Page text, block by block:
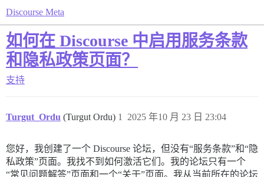
Discourse Meta
如何在 Discourse 中启用服务条款
和隐私政策页面？
支持
Turgut_Ordu (Turgut Ordu) 2025 年10 月 23 日 23:04
1
您好，我创建了一个 Discourse 论坛，但没有“服务条款”和“隐
私政策”页面。我找不到如何激活它们。我的论坛只有一个
“常见问题解答”页面和一个“关于”页面。我从当前所在的论坛